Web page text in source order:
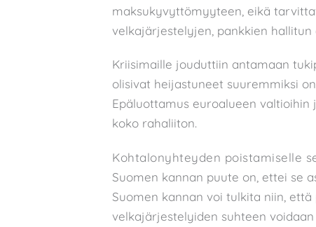
maksukyvyttömyyteen, eikä
velkajärjestelyjen, pankkien
Kriisimaille jouduttiin antamaan
olisivat heijastuneet suuremmiksi
Epäluottamus euroalueen
koko rahaliiton.
Kohtalonyhteyden poistamiselle
Suomen kannan puute on, ettei se
Suomen kannan voi tulkita niin,
velkajärjestelyiden suhteen